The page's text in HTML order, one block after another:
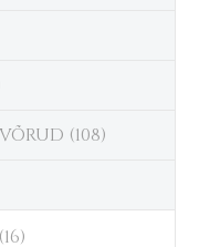
(108)
(16)